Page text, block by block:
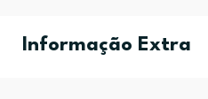
Informação Extra